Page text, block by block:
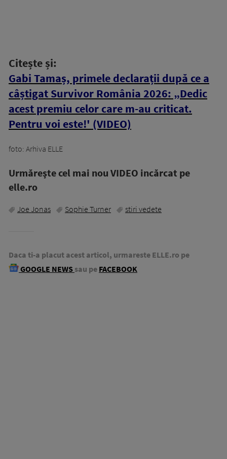
Citește și:
Gabi Tamaș, primele declarații după ce a
câștigat Survivor România 2026: „Dedic
acest premiu celor care m-au criticat.
Pentru voi este!' (VIDEO)
foto: Arhiva ELLE
Urmăreşte cel mai nou VIDEO incărcat pe
elle.ro
Joe Jonas Sophie Turner stiri vedete
Daca ti-a placut acest articol, urmareste ELLE.ro pe
GOOGLE NEWS sau pe FACEBOOK